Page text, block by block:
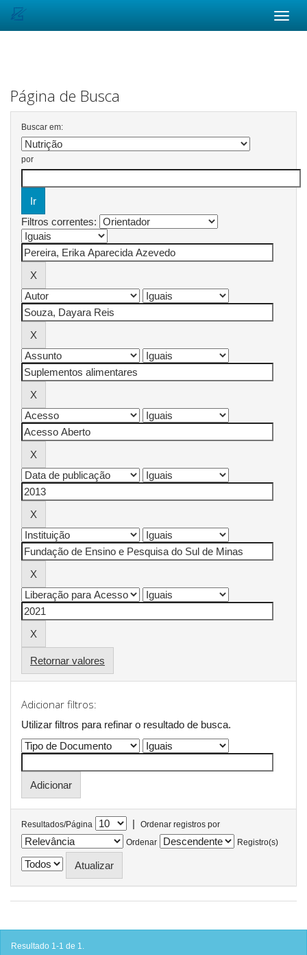
Página de Busca
Buscar em:
por
Filtros correntes:
Retornar valores
Adicionar filtros:
Utilizar filtros para refinar o resultado de busca.
Resultados/Página |
Ordenar registros por
Ordenar
Registro(s)
Resultado 1-1 de 1.